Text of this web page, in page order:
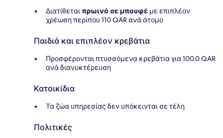
Διατίθεταιπρωινό σε μπουφέ με επιπλέον
χρέωση περίπου 110 QAR ανά άτομο
Παιδιά και επιπλέον κρεβάτια
Προσφέρονται πτυσσόμενα κρεβάτια για 100.0 QAR
ανά διανυκτέρευση
Κατοικίδια
Τα ζώα υπηρεσίας δεν υπόκεινται σε τέλη
Πολιτικές